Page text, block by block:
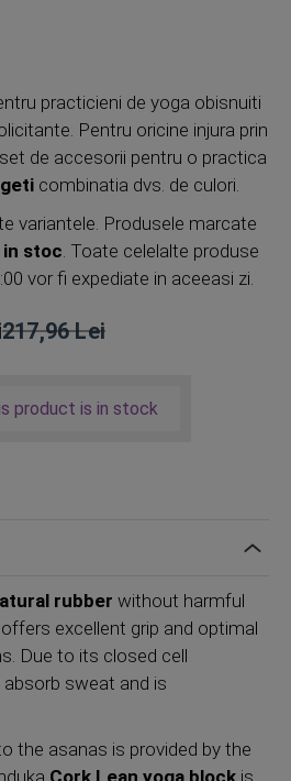
practicieni de yoga obisnuiti
Pentru oricine injura prin
de accesorii pentru o practica
combinatia dvs. de culori.
variantele. Produsele marcate
stoc. Toate celelalte produse
vor fi expediate in aceeasi zi.
Pret
217,96 Lei
product is in stock
rubber without harmful
excellent grip and optimal
Due to its closed cell
sweat and is
the asanas is provided by the
Cork Lean yoga block is